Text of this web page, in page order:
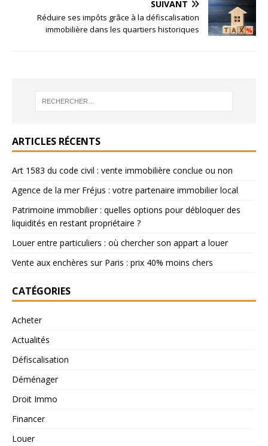
SUIVANT
Réduire ses impôts grâce à la défiscalisation
immobilière dans les quartiers historiques
ARTICLES RÉCENTS
Art 1583 du code civil : vente immobilière conclue ou non
Agence de la mer Fréjus : votre partenaire immobilier local
Patrimoine immobilier : quelles options pour débloquer des
liquidités en restant propriétaire ?
Louer entre particuliers : où chercher son appart a louer
Vente aux enchères sur Paris : prix 40% moins chers
CATÉGORIES
Acheter
Actualités
Défiscalisation
Déménager
Droit Immo
Financer
Louer